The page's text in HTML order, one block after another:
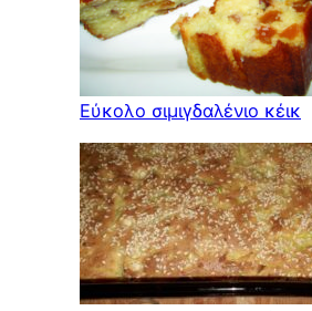
Εύκολο σιμιγδαλένιο κέικ